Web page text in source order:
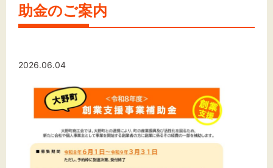
大野町商工会について
お問い合わせ
文字サイズ
助金のご案内
2026.06.04